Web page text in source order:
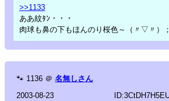
>>1133
ああ紋ﾀﾝ・・・
肉球も鼻の下もほんのり桜色～（〃▽〃）
🐾 1136 ＠ 名無しさん
2003-08-23